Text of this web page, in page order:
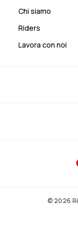
Chi siamo
Riders
Lavora con noi
© 2026